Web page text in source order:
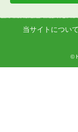
当サイトについて
©